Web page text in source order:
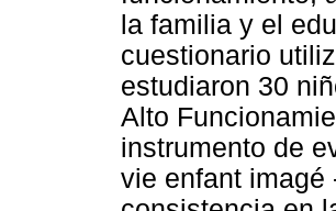
la familia y el
cuestionario
estudiaron 30
Alto
instrumento de
vie enfant imagé